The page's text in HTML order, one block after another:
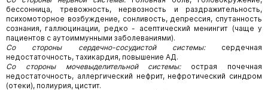
бессонница, тревожность, нервозность и раздражительность,
психомоторное возбуждение, сонливость, депрессия, спутанность
сознания, галлюцинации, редко - асептический менингит (чаще у
пациентов с аутоиммунными заболеваниями).
Со стороны сердечно-сосудистой системы: сердечная
недостаточность, тахикардия, повышение АД.
Со стороны мочевыделительной системы: острая почечная
недостаточность, аллергический нефрит, нефротический синдром
(отеки), полиурия, цистит.